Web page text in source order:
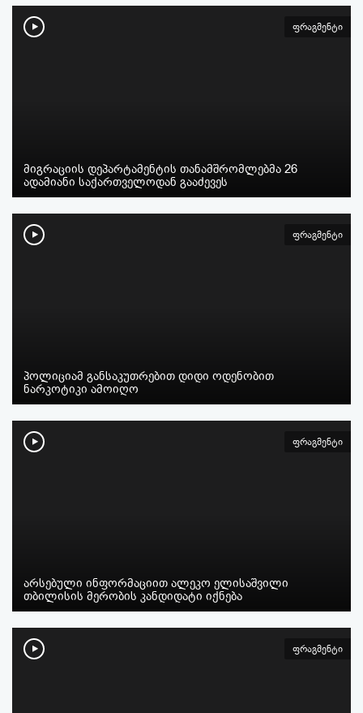
ფრაგმენტი
მიგრაციის დეპარტამენტის თანამშრომლებმა 26
ადამიანი საქართველოდან გააძევეს
ფრაგმენტი
პოლიციამ განსაკუთრებით დიდი ოდენობით
ნარკოტიკი ამოიღო
ფრაგმენტი
არსებული ინფორმაციით ალეკო ელისაშვილი
თბილისის მერობის კანდიდატი იქნება
ფრაგმენტი